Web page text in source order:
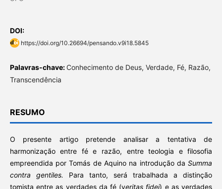
DOI:
https://doi.org/10.26694/pensando.v9i18.5845
Palavras-chave: Conhecimento de Deus, Verdade, Fé, Razão,
Transcendência
RESUMO
O presente artigo pretende analisar a tentativa de
harmonização entre fé e razão, entre teologia e filosofia
empreendida por Tomás de Aquino na introdução daSumma
contra gentiles.
Para tanto, será trabalhada a distinção
tomista entre as verdades da fé (veritas fidei) e as verdades